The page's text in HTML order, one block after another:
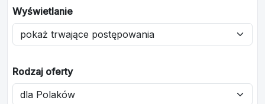
Wyświetlanie
Rodzaj oferty